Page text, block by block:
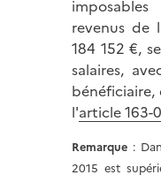
revenus de
184 152 €,
salaires,
l'article 163-
Remarque :
2015 est